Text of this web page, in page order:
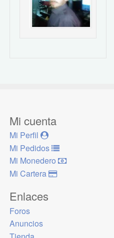
Mi cuenta
Mi Perfil
Mi Pedidos
Mi Monedero
Mi Cartera
Enlaces
Foros
Anuncios